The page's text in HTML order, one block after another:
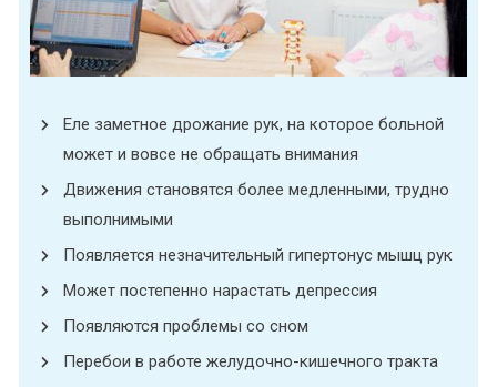
Еле заметное дрожание рук, на которое больной
может и вовсе не обращать внимания
Движения становятся более медленными, трудно
выполнимыми
Появляется незначительный гипертонус мышц рук
Может постепенно нарастать депрессия
Появляются проблемы со сном
Перебои в работе желудочно-кишечного тракта